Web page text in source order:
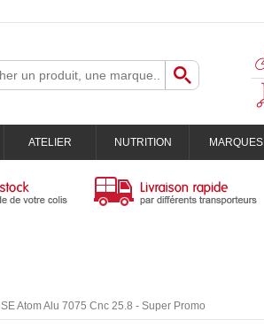
ATELIER NUTRITION MARQUES
Atom Alu 7075 Cnc 25.8 - Super Promo